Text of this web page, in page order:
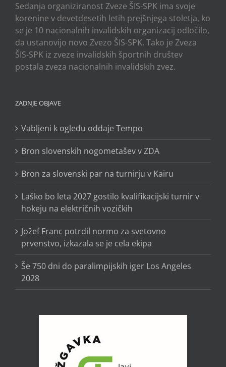
Sedanja organiziranost Zveze ŠIS-SPK ima svoje
korenine v devetdesetih letih prejšnjega stoletja, ko
se je 10 nacionalnih invalidskih organizacij odločilo,
da ustanovijo novo Zvezo ŠIS-SPK. Tako je Zveza
ŠIS-SPK iz zveze invalidskih športnih društev
postala zveza nacionalnih invalidskih zvez.
ZADNJE OBJAVE
Vabljeni k ogledu oddaje Tempo
Bron slovenskih nogometašev v ZDA
Bron za slovenski par na turnirju v Kairu
Laško bo leta 2027 gostilo kvalifikacijski turnir v
hokeju na električnih vozičkih
Jožef Franc potrdil normo za svetovno
prvenstvo, izkazala se je cela ekipa
Še 750 dni do paralimpijskih iger Los Angeles
2028